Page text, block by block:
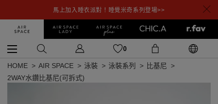
馬上加入睡衣派對！睡覺米奇系列登場>>
0
HOME AIR SPACE 泳裝 泳裝系列
比基尼
2WAY水鑽比基尼(可拆式)